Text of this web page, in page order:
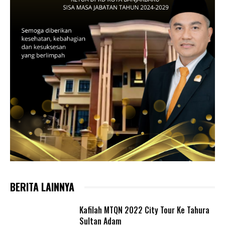
BERITA LAINNYA
Kafilah MTQN 2022 City Tour Ke Tahura
Sultan Adam